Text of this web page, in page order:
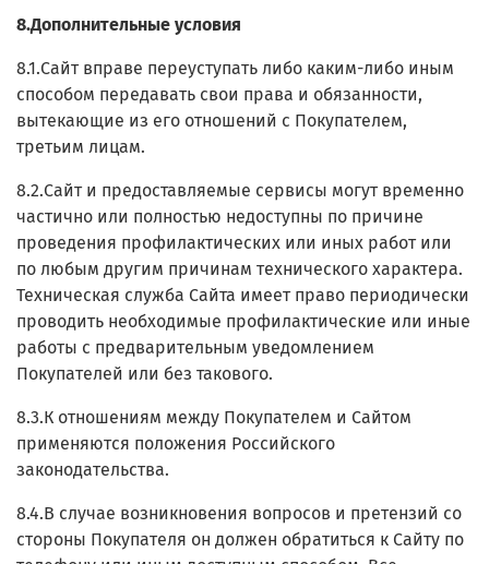
8.Дополнительные условия
8.1.Сайт вправе переуступать либо каким-либо иным
способом передавать свои права и обязанности,
вытекающие из его отношений с Покупателем,
третьим лицам.
8.2.Сайт и предоставляемые сервисы могут временно
частично или полностью недоступны по причине
проведения профилактических или иных работ или
по любым другим причинам технического характера.
Техническая служба Сайта имеет право периодически
проводить необходимые профилактические или иные
работы с предварительным уведомлением
Покупателей или без такового.
8.3.К отношениям между Покупателем и Сайтом
применяются положения Российского
законодательства.
8.4.В случае возникновения вопросов и претензий со
стороны Покупателя он должен обратиться к Сайту по